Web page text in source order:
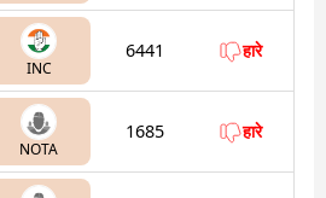
INC
6441 हारे
NOTA
1685 हारे